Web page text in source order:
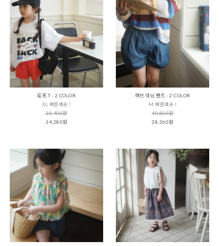
로프 T - 2 COLOR
XL 빠른배송 !
20,400원
14,280원
해브 데님 팬츠 - 2 COLOR
M 빠른배송 !
40,800원
28,560원